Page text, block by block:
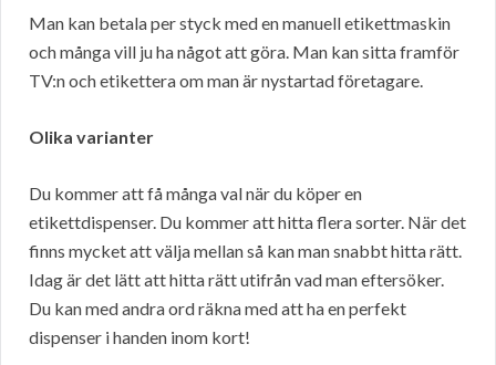
Man kan betala per styck med en manuell etikettmaskin
och många vill ju ha något att göra. Man kan sitta framför
TV:n och etikettera om man är nystartad företagare.
Olika varianter
Du kommer att få många val när du köper en
etikettdispenser. Du kommer att hitta flera sorter. När det
finns mycket att välja mellan så kan man snabbt hitta rätt.
Idag är det lätt att hitta rätt utifrån vad man eftersöker.
Du kan med andra ord räkna med att ha en perfekt
dispenser i handen inom kort!